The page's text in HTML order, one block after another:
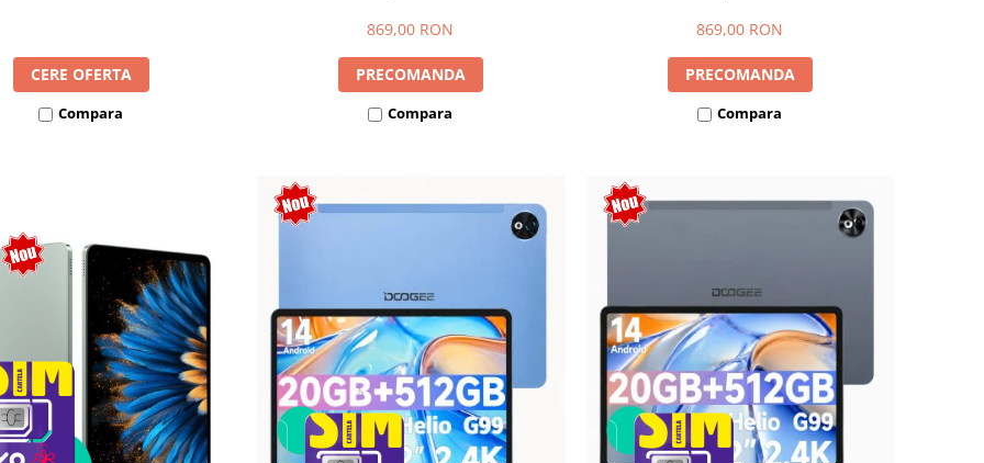
CERE OFERTA
Compara
869,00 RON
PRECOMANDA
Compara
869,00 RON
PRECOMANDA
Compara